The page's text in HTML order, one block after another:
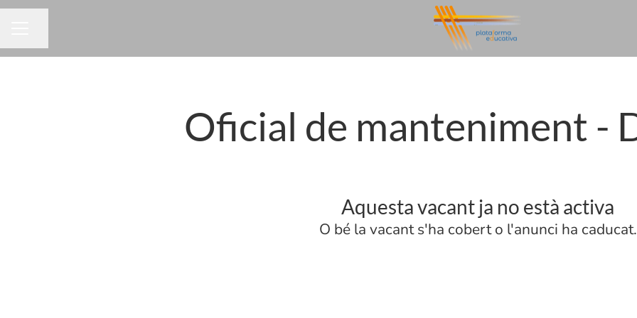
Oficial de manteniment -
Aquesta vacant ja no està activa
O bé la vacant s'ha cobert o l'anunci ha caducat.